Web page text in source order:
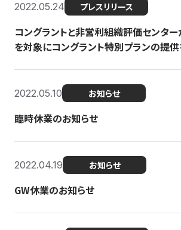
2022.05.24 プレスリリース
コングラントと非営利組織評価センタ
を対象にコングラント特別プランの提供
2022.05.10 お知らせ
臨時休業のお知らせ
2022.04.19 お知らせ
GW休業のお知らせ